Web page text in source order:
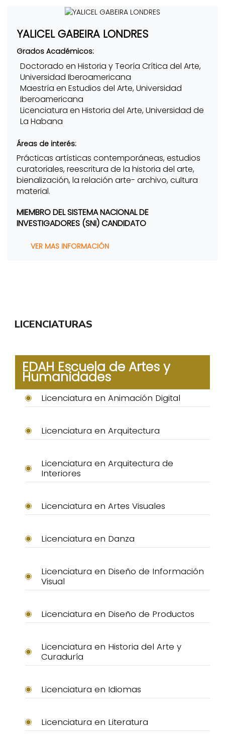
YALICEL GABEIRA LONDRES
Grados Académicos:
Doctorado en Historia y Teoría Crítica del Arte,
Universidad Iberoamericana
Maestría en Estudios del Arte, Universidad
Iberoamericana
Licenciatura en Historia del Arte, Universidad de
La Habana
Áreas de interés:
Prácticas artísticas contemporáneas, estudios
curatoriales, reescritura de la historia del arte,
bienalización, la relación arte- archivo, cultura
material.
MIEMBRO DEL SISTEMA NACIONAL DE
INVESTIGADORES (SNI) CANDIDATO
VER MAS INFORMACIÓN
LICENCIATURAS
EDAH Escuela de Artes y
Humanidades
Licenciatura en Animación Digital
Licenciatura en Arquitectura
Licenciatura en Arquitectura de
Interiores
Licenciatura en Artes Visuales
Licenciatura en Danza
Licenciatura en Diseño de Información
Visual
Licenciatura en Diseño de Productos
Licenciatura en Historia del Arte y
Curaduría
Licenciatura en Idiomas
Licenciatura en Literatura